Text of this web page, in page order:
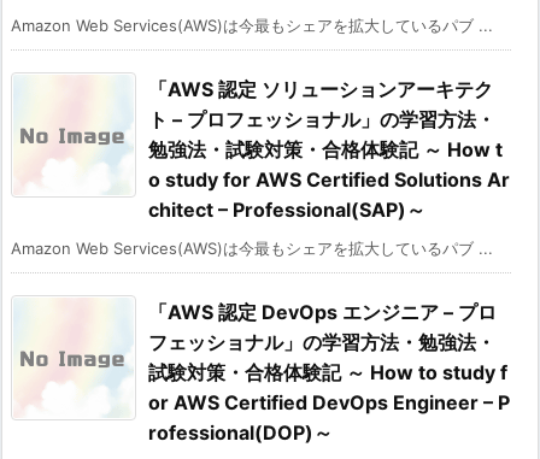
Amazon Web Services(AWS)は今最もシェアを拡大しているパブ ...
「AWS 認定 ソリューションアーキテク
ト – プロフェッショナル」の学習方法・
勉強法・試験対策・合格体験記 ～ How t
o study for AWS Certified Solutions Ar
chitect – Professional(SAP)～
Amazon Web Services(AWS)は今最もシェアを拡大しているパブ ...
「AWS 認定 DevOps エンジニア – プロ
フェッショナル」の学習方法・勉強法・
試験対策・合格体験記 ～ How to study f
or AWS Certified DevOps Engineer – P
rofessional(DOP)～